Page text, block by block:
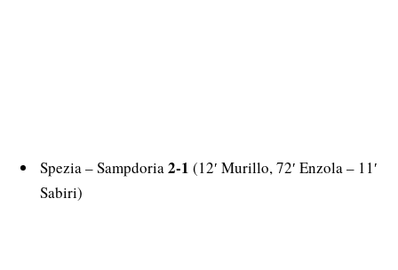
Spezia – Sampdoria2-1 (12′ Murillo, 72′ Enzola – 11′
Sabiri)